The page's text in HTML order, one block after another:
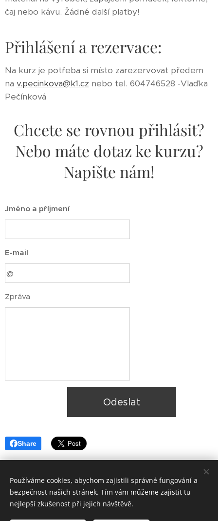
čaj nebo kávu. Žádné další platby!
Přihlášení a rezervace:
Na kurz je potřeba si místo zarezervovat předem
na v.pecinkova@k1.cz nebo tel. 604746528 -Vlaďka
Pečínková
Chcete se rovnou přihlásit?
Nebo máte dotaz ke kurzu?
Napište nám!
Jméno a příjmení
E-mail
Zpráva
Odeslat
Share
© 2018 Ateliér K1-výtvarné kurzy. Všechna práva na fantazii
vyhrazena
Používáme cookies, abychom zajistili správné fungování a
bezpečnost našich stránek. Tím vám můžeme zajistit tu
nejlepší zkušenost při jejich návštěvě.